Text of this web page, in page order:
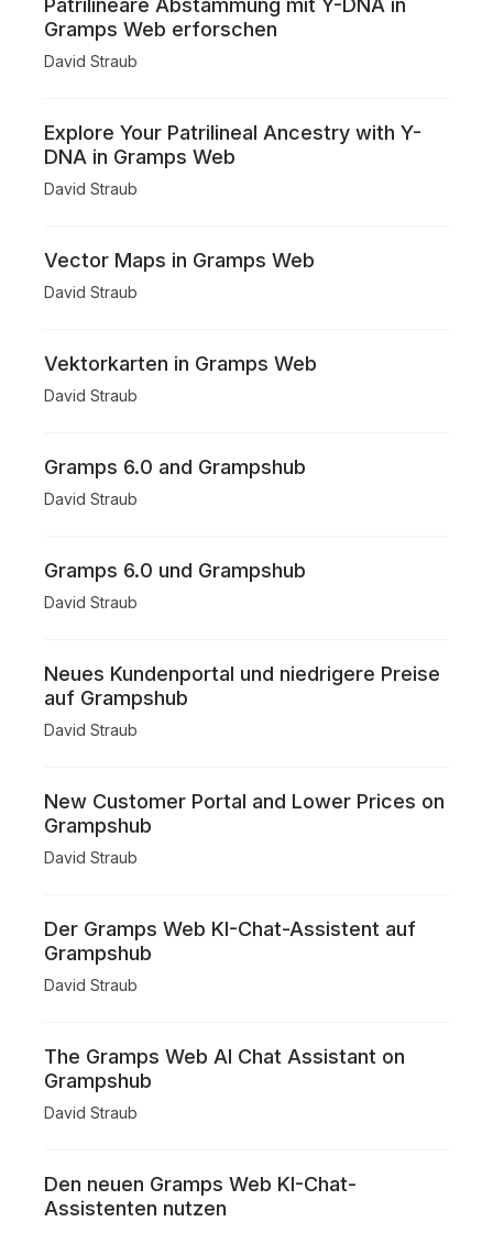
Patrilineare Abstammung mit Y-DNA in
Gramps Web erforschen
David Straub
Explore Your Patrilineal Ancestry with Y-
DNA in Gramps Web
David Straub
Vector Maps in Gramps Web
David Straub
Vektorkarten in Gramps Web
David Straub
Gramps 6.0 and Grampshub
David Straub
Gramps 6.0 und Grampshub
David Straub
Neues Kundenportal und niedrigere Preise
auf Grampshub
David Straub
New Customer Portal and Lower Prices on
Grampshub
David Straub
Der Gramps Web KI-Chat-Assistent auf
Grampshub
David Straub
The Gramps Web AI Chat Assistant on
Grampshub
David Straub
Den neuen Gramps Web KI-Chat-
Assistenten nutzen